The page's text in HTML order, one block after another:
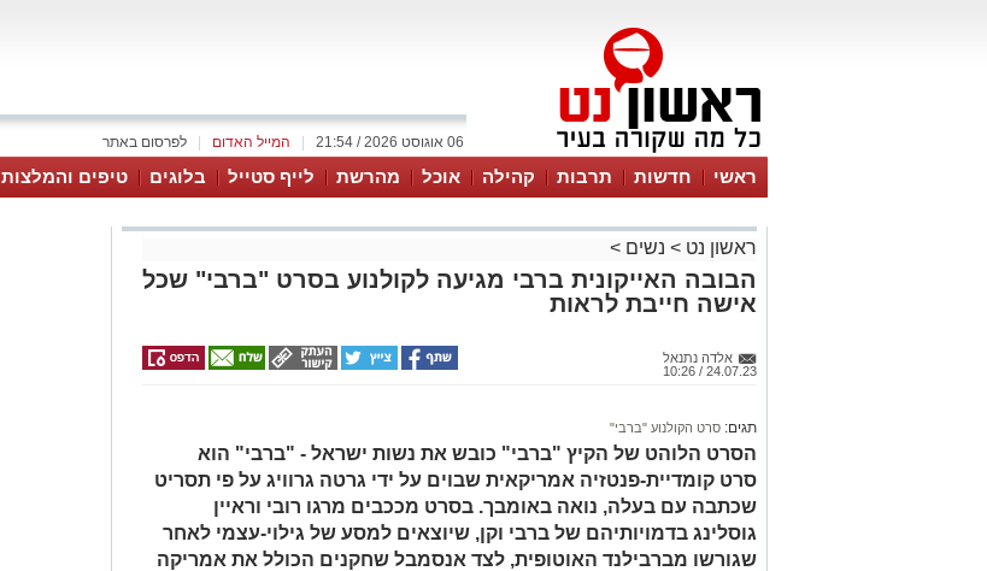
לפרסום באתר המייל האדום 06 אוגוסט 2026 / 21:54
ראשי חדשות תרבות קהילה אוכל מהרשת לייף סטייל בלוגים טיפים והמלצות
ראשון נט > נשים >
הבובה האייקונית ברבי מגיעה לקולנוע בסרט "ברבי" שכל
אישה חייבת לראות
אלדה נתנאל
24.07.23 / 10:26
תגים: סרט הקולנוע "ברבי"
הסרט הלוהט של הקיץ "ברבי" כובש את נשות ישראל - "ברבי" הוא
סרט קומדיית-פנטזיה אמריקאית שבוים על ידי גרטה גרוויג על פי תסריט
שכתבה עם בעלה, נואה באומבך. בסרט מככבים מרגו רובי וראיין
גוסלינג בדמויותיהם של ברבי וקן, שיוצאים למסע של גילוי-עצמי לאחר
שגורשו מברבילנד האוטופית, לצד אנסמבל שחקנים הכולל את אמריקה